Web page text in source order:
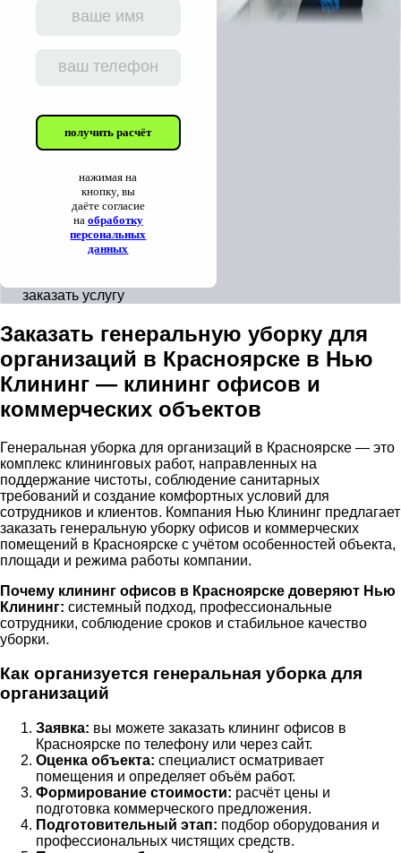
получить расчёт
нажимая на
кнопку, вы
даёте согласие
на обработку
персональных
данных
заказать услугу
Заказать генеральную уборку для
организаций в Красноярске в Нью
Клининг — клининг офисов и
коммерческих объектов
Генеральная уборка для организаций в Красноярске — это
комплекс клининговых работ, направленных на
поддержание чистоты, соблюдение санитарных
требований и создание комфортных условий для
сотрудников и клиентов. Компания Нью Клининг предлагает
заказать генеральную уборку офисов и коммерческих
помещений в Красноярске с учётом особенностей объекта,
площади и режима работы компании.
Почему клининг офисов в Красноярске доверяют Нью
Клининг: системный подход, профессиональные
сотрудники, соблюдение сроков и стабильное качество
уборки.
Как организуется генеральная уборка для
организаций
Заявка: вы можете заказать клининг офисов в
Красноярске по телефону или через сайт.
Оценка объекта: специалист осматривает
помещения и определяет объём работ.
Формирование стоимости: расчёт цены и
подготовка коммерческого предложения.
Подготовительный этап: подбор оборудования и
профессиональных чистящих средств.